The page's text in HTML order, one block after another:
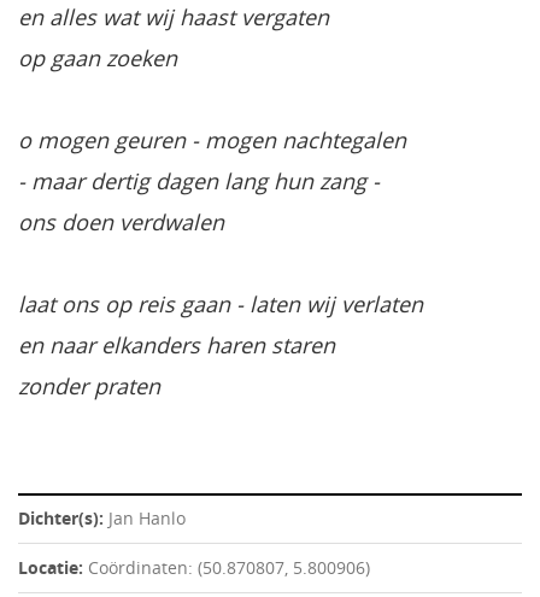
en alles wat wij haast vergaten
op gaan zoeken
o mogen geuren - mogen nachtegalen
- maar dertig dagen lang hun zang -
ons doen verdwalen
laat ons op reis gaan - laten wij verlaten
en naar elkanders haren staren
zonder praten
Dichter(s): Jan Hanlo
Locatie: Coördinaten: (50.870807, 5.800906)